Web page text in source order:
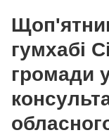
гумхабі
громади